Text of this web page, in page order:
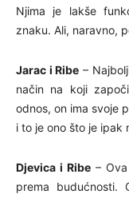
Njima je lakše
znaku. Ali, naravno,
Jarac i Ribe –
način na koji
odnos, on ima svoje
i to je ono što je ipak
Djevica i Ribe –
prema budućnosti.